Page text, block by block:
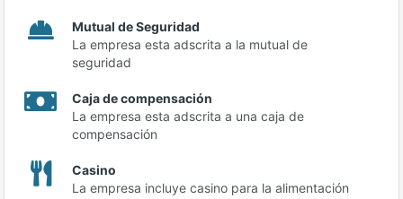
Mutual de Seguridad
La empresa esta adscrita a la mutual de
seguridad
Caja de compensación
La empresa esta adscrita a una caja de
compensación
Casino
La empresa incluye casino para la alimentación